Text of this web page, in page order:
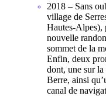
2018 – Sans
village de
Hautes-Alpes),
nouvelle
sommet de la
Enfin, deux
dont, une sur la
Berre, ainsi
canal de